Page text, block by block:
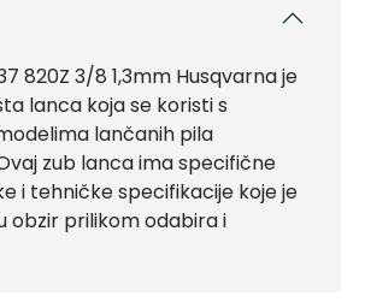
820Z 3/8 1,3mm Husqvarna je
lanca koja se koristi s
lančanih pila
zub lanca ima specifične
i tehničke specifikacije koje je
obzir prilikom odabira i